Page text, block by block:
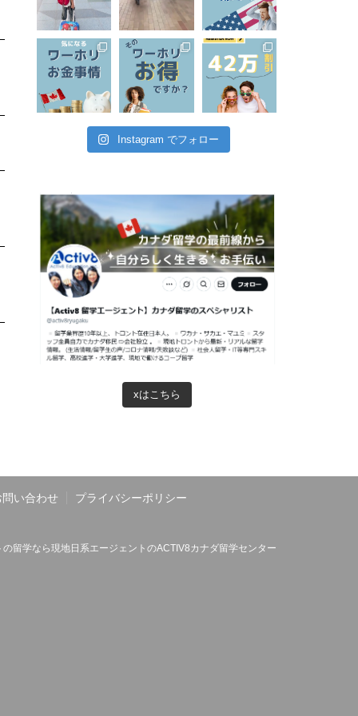
Instagram でフォロー
xはこちら
問い合わせ プライバシーポリシー
留学なら現地日系エージェントのACTIV8カナダ留学センター